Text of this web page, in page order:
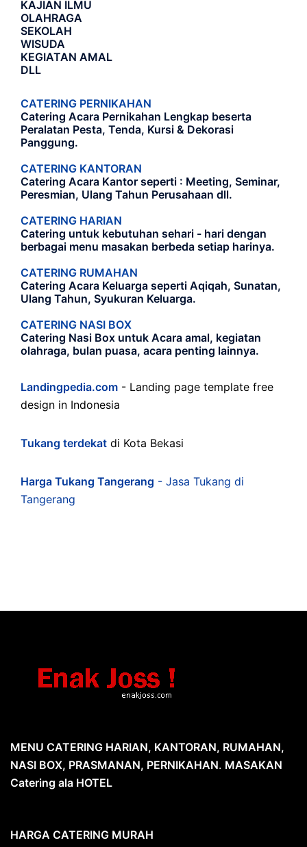
KAJIAN ILMU
OLAHRAGA
SEKOLAH
WISUDA
KEGIATAN AMAL
DLL
CATERING PERNIKAHAN
Catering Acara Pernikahan Lengkap beserta
Peralatan Pesta, Tenda, Kursi & Dekorasi
Panggung.
CATERING KANTORAN
Catering Acara Kantor seperti : Meeting, Seminar,
Peresmian, Ulang Tahun Perusahaan dll.
CATERING HARIAN
Catering untuk kebutuhan sehari - hari dengan
berbagai menu masakan berbeda setiap harinya.
CATERING RUMAHAN
Catering Acara Keluarga seperti Aqiqah, Sunatan,
Ulang Tahun, Syukuran Keluarga.
CATERING NASI BOX
Catering Nasi Box untuk Acara amal, kegiatan
olahraga, bulan puasa, acara penting lainnya.
Landingpedia.com - Landing page template free
design in Indonesia
Tukang terdekat di Kota Bekasi
Harga Tukang Tangerang - Jasa Tukang di
Tangerang
MENU CATERING HARIAN, KANTORAN, RUMAHAN,
NASI BOX, PRASMANAN, PERNIKAHAN. MASAKAN
Catering ala HOTEL
HARGA CATERING MURAH